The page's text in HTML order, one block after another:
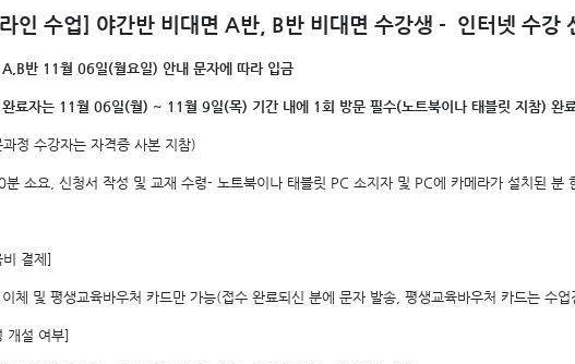
인 수업] 야간반 비대면 A반, B반 비대면 수강생 - 인터넷 수강
A,B반 11월 06일(월요일) 안내 문자에 따라 입금
완료자는 11월 06일(월) ~ 11월 9일(목) 기간 내에 1회 방문 필수(노트북이나 태블릿 지참) 완
과정 수강자는 자격증 사본 지참)
소요, 신청서 작성 및 교재 수령- 노트북이나 태블릿 PC 소지자 및 PC에 카메라가 설치된 분
비 결제]
이체 및 평생교육바우처 카드만 가능(접수 완료되신 분에 문자 발송, 평생교육바우처 카드는 수
개설 여부]